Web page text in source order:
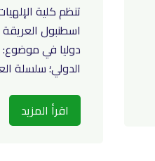
تنظم كلية
اسطنبول العريقة
دوليا في موضوع:
الدولي؛ سلسلة
اقرأ المزيد